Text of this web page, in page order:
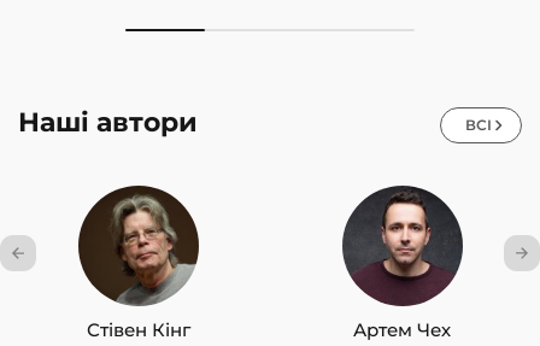
Наші автори ВСІ
Стівен Кінг Артем Чех